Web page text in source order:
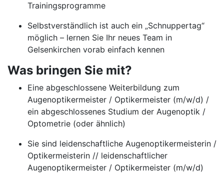
Trainingsprogramme
Selbstverständlich ist auch ein „Schnuppertag“
möglich – lernen Sie Ihr neues Team in
Gelsenkirchen vorab einfach kennen
Was bringen Sie mit?
Eine abgeschlossene Weiterbildung zum
Augenoptikermeister / Optikermeister (m/w/d) /
ein abgeschlossenes Studium der Augenoptik /
Optometrie (oder ähnlich)
Sie sind leidenschaftliche Augenoptikermeisterin /
Optikermeisterin // leidenschaftlicher
Augenoptikermeister / Optikermeister (m/w/d)